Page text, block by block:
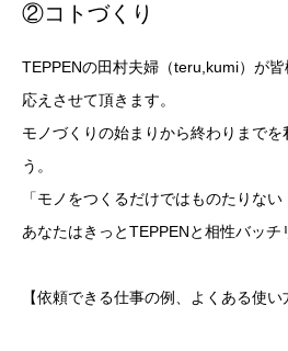
②コトづくり
TEPPENの田村夫婦（teru,kumi）が
応えさせて頂きます。
モノづくりの始まりから終わりまで
う。
「モノをつくるだけではものたりな
あなたはきっとTEPPENと相性バッチ
【依頼できる仕事の例、よくある使い